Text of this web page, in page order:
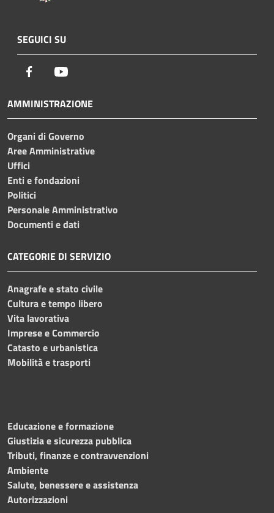
SEGUICI SU
Facebook
AMMINISTRAZIONE
Organi di Governo
Aree Amministrative
Uffici
Enti e fondazioni
Politici
Personale Amministrativo
Documenti e dati
CATEGORIE DI SERVIZIO
Anagrafe e stato civile
Cultura e tempo libero
Vita lavorativa
Imprese e Commercio
Catasto e urbanistica
Mobilità e trasporti
Educazione e formazione
Giustizia e sicurezza pubblica
Tributi, finanze e contravvenzioni
Ambiente
Salute, benessere e assistenza
Autorizzazioni